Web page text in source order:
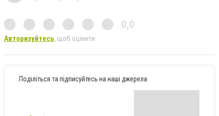
0,0
Авторизуйтесь, щоб оцінити
Поділіться та підписуйтесь на наші джерела